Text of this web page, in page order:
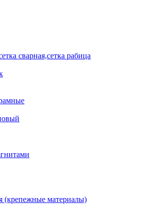
сварная,сетка рабица
(крепежные материалы)